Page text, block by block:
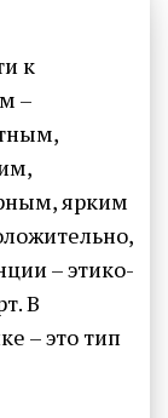
к
–
ярким
– этико-
В
– это тип